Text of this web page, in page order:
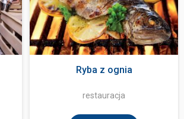
Ryba z ognia
restauracja